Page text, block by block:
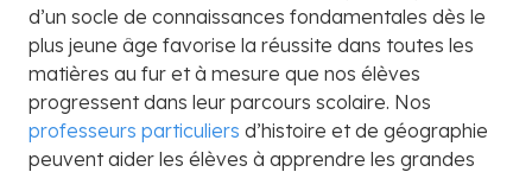
d’un socle de connaissances fondamentales dès le
plus jeune âge favorise la réussite dans toutes les
matières au fur et à mesure que nos élèves
progressent dans leur parcours scolaire. Nos
professeurs particuliers d’histoire et de géographie
peuvent aider les élèves à apprendre les grandes